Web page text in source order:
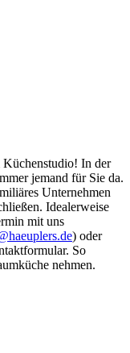
Küchenstudio! In der
jemand für Sie da.
Unternehmen
Idealerweise
mit uns
) oder
So
nehmen.